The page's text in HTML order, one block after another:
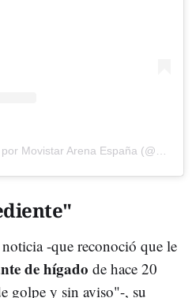
Una publicación compartida por Movistar Arena España (@movistararenaes)
-que reconoció que le
de hígado de hace 20
golpe y sin aviso"-, su